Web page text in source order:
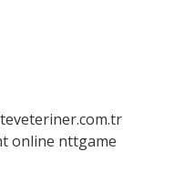
online nttgame